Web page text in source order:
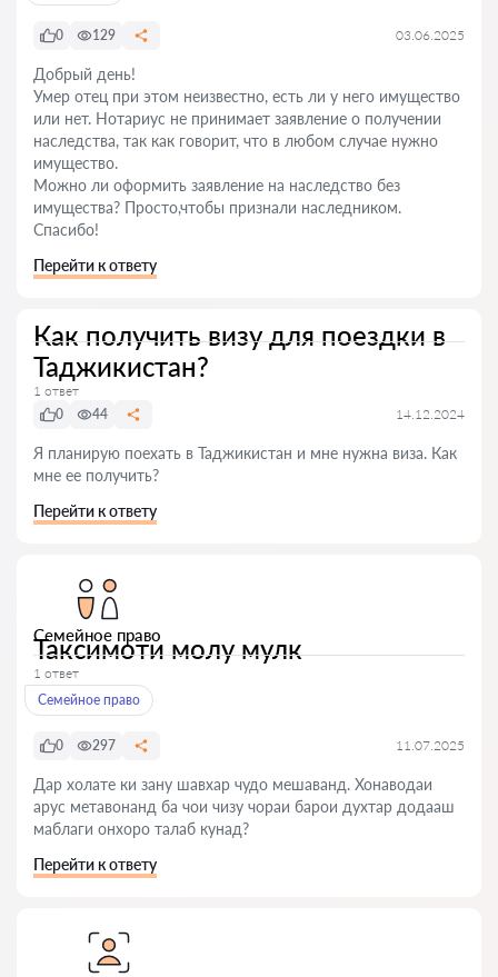
0 129 03.06.2025
Добрый день!
Умер отец при этом неизвестно, есть ли у него имущество
или нет. Нотариус не принимает заявление о получении
наследства, так как говорит, что в любом случае нужно
имущество.
Можно ли оформить заявление на наследство без
имущества? Просто,чтобы признали наследником.
Спасибо!
Перейти к ответу
Как получить визу для поездки в
Таджикистан?
1 ответ
0
44 14.12.2024
Я планирую поехать в Таджикистан и мне нужна виза. Как
мне ее получить?
Перейти к ответу
Семейное право
Таксимоти молу мулк
1 ответ
Семейное право
0 297 11.07.2025
Дар холате ки зану шавхар чудо мешаванд. Хонаводаи
арус метавонанд ба чои чизу чораи барои духтар додааш
маблаги онхоро талаб кунад?
Перейти к ответу